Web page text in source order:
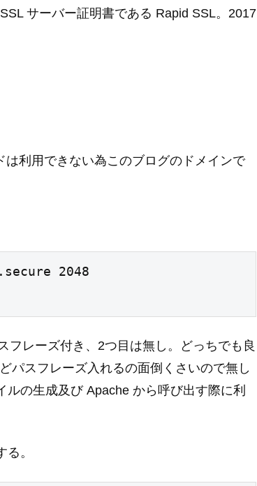
サーバー証明書である Rapid SSL。2017
利用できない為このブログのドメインで
2048
フレーズ付き、2つ目は無し。どっちでも良
パスフレーズ入れるの面倒くさいので無し
の生成及び Apache から呼び出す際に利
。